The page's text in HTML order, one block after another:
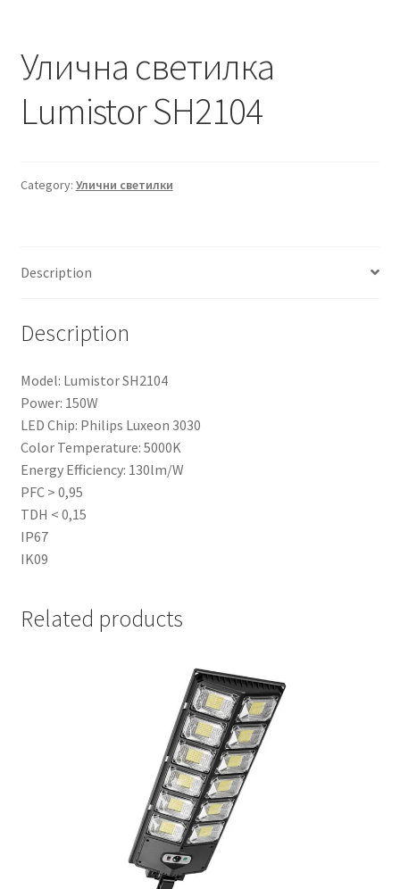
Улична светилка
Lumistor SH2104
Category: Улични светилки
Description
Description
Model: Lumistor SH2104
Power: 150W
LED Chip: Philips Luxeon 3030
Color Temperature: 5000K
Energy Efficiency: 130lm/W
PFC > 0,95
TDH < 0,15
IP67
IK09
Related products